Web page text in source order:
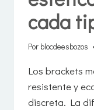
cada
Por blocdeesbozos
Los brackets
resistente y
discreta. La